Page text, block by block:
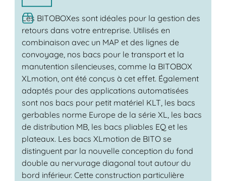
Les BITOBOXes sont idéales pour la gestion des
retours dans votre entreprise. Utilisés en
combinaison avec un MAP et des lignes de
convoyage, nos bacs pour le transport et la
manutention silencieuses, comme la BITOBOX
XLmotion, ont été conçus à cet effet. Également
adaptés pour des applications automatisées
sont nos bacs pour petit matériel KLT, les bacs
gerbables norme Europe de la série XL, les bacs
de distribution MB, les bacs pliables EQ et les
plateaux. Les bacs XLmotion de BITO se
distinguent par la nouvelle conception du fond
double au nervurage diagonal tout autour du
bord inférieur. Cette construction particulière